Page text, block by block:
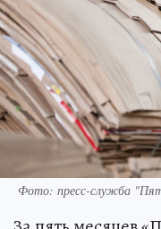
Фото: пресс-служба